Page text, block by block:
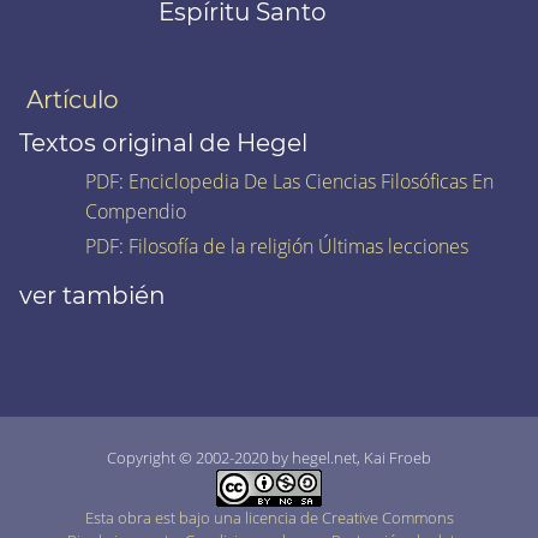
Espíritu Santo
Artículo
Textos original de Hegel
PDF: Enciclopedia De Las Ciencias Filosóficas En
Compendio
PDF: Filosofía de la religión Últimas lecciones
ver también
Copyright © 2002-2020 by hegel.net, Kai Froeb
Esta obra est bajo una licencia de Creative Commons